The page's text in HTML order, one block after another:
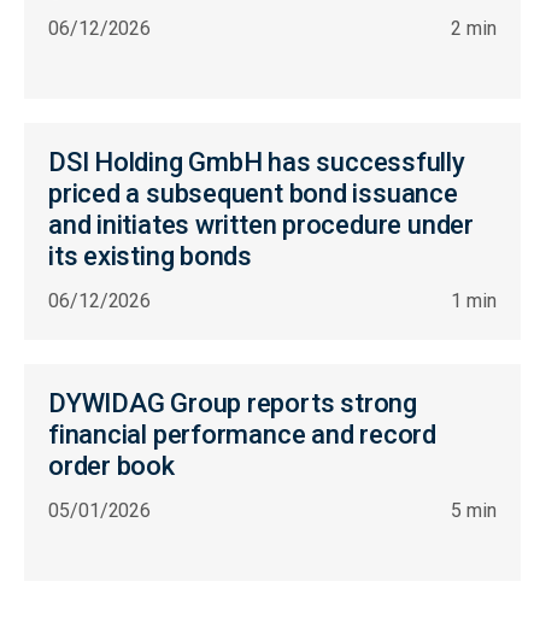
06/12/2026 2 min
DSI Holding GmbH has successfully
priced a subsequent bond issuance
and initiates written procedure under
its existing bonds
06/12/2026 1 min
DYWIDAG Group reports strong
financial performance and record
order book
05/01/2026 5 min